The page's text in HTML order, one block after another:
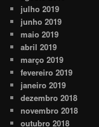
julho 2019
junho 2019
maio 2019
abril 2019
março 2019
fevereiro 2019
janeiro 2019
dezembro 2018
novembro 2018
outubro 2018